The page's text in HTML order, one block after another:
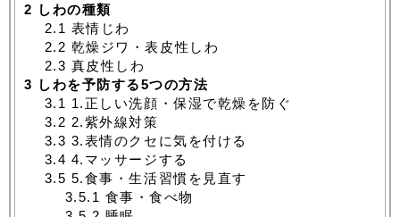
2 しわの種類
2.1 表情じわ
2.2 乾燥ジワ・表皮性しわ
2.3 真皮性しわ
3 しわを予防する5つの方法
3.1 1.正しい洗顔・保湿で乾燥を防ぐ
3.2 2.紫外線対策
3.3 3.表情のクセに気を付ける
3.4 4.マッサージする
3.5 5.食事・生活習慣を見直す
3.5.1 食事・食べ物